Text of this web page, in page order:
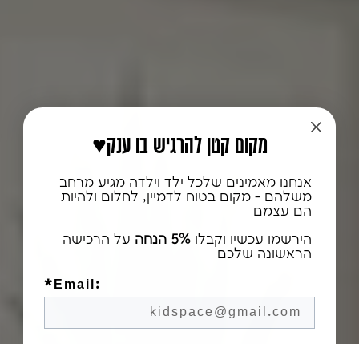
♥️מקום קטן להרגיש בו ענק
אנחנו מאמינים שלכל ילד וילדה מגיע מרחב
משלהם - מקום בטוח לדמיין, לחלום ולהיות
הם עצמם
הירשמו עכשיו וקבלו 5% הנחה
על הרכישה
הראשונה שלכם
*Email: